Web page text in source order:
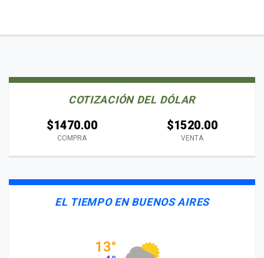
COTIZACIÓN DEL DÓLAR
$1470.00
COMPRA
$1520.00
VENTA
EL TIEMPO EN BUENOS AIRES